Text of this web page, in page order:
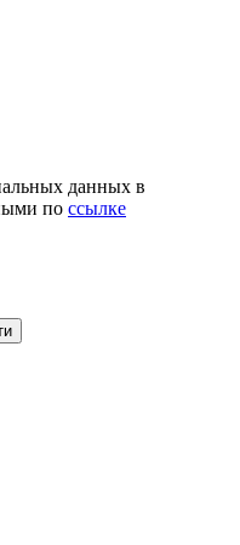
данных в
по ссылке